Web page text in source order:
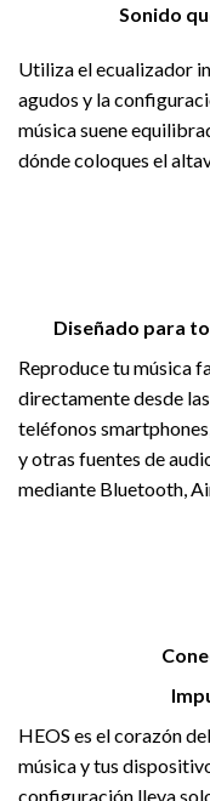
Sonido
Utiliza el ecualizador
agudos y la
música suene
dónde coloques el
Diseñado para
Reproduce tu música
directamente desde
teléfonos
y otras fuentes de
mediante Bluetooth,
HEOS es el corazón
música y tus
configuración lleva